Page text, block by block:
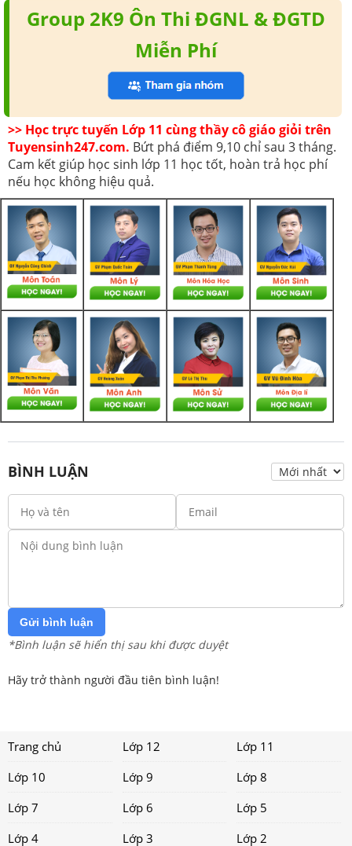
Group 2K9 Ôn Thi ĐGNL & ĐGTD
Miễn Phí
>> Học trực tuyến Lớp 11 cùng thầy cô giáo giỏi trên
Tuyensinh247.com. Bứt phá điểm 9,10 chỉ sau 3 tháng.
Cam kết giúp học sinh lớp 11 học tốt, hoàn trả học phí
nếu học không hiệu quả.
BÌNH LUẬN
Gửi bình luận
*Bình luận sẽ hiển thị sau khi được duyệt
Hãy trở thành người đầu tiên bình luận!
Trang chủ Lớp 12
Lớp 11
Lớp 10
Lớp 9
Lớp 8
Lớp 7
Lớp 6
Lớp 5
Lớp 4
Lớp 3 Lớp 2